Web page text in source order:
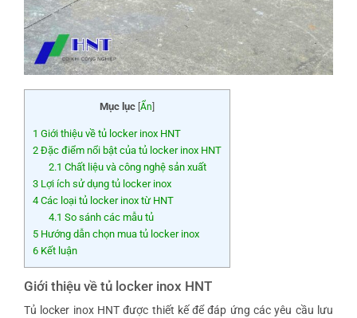
Mục lục [Ẩn]
1 Giới thiệu về tủ locker inox HNT
2 Đặc điểm nổi bật của tủ locker inox HNT
2.1 Chất liệu và công nghệ sản xuất
3 Lợi ích sử dụng tủ locker inox
4 Các loại tủ locker inox từ HNT
4.1 So sánh các mẫu tủ
5 Hướng dẫn chọn mua tủ locker inox
6 Kết luận
Giới thiệu về tủ locker inox HNT
Tủ locker inox HNT được thiết kế để đáp ứng các yêu cầu lưu